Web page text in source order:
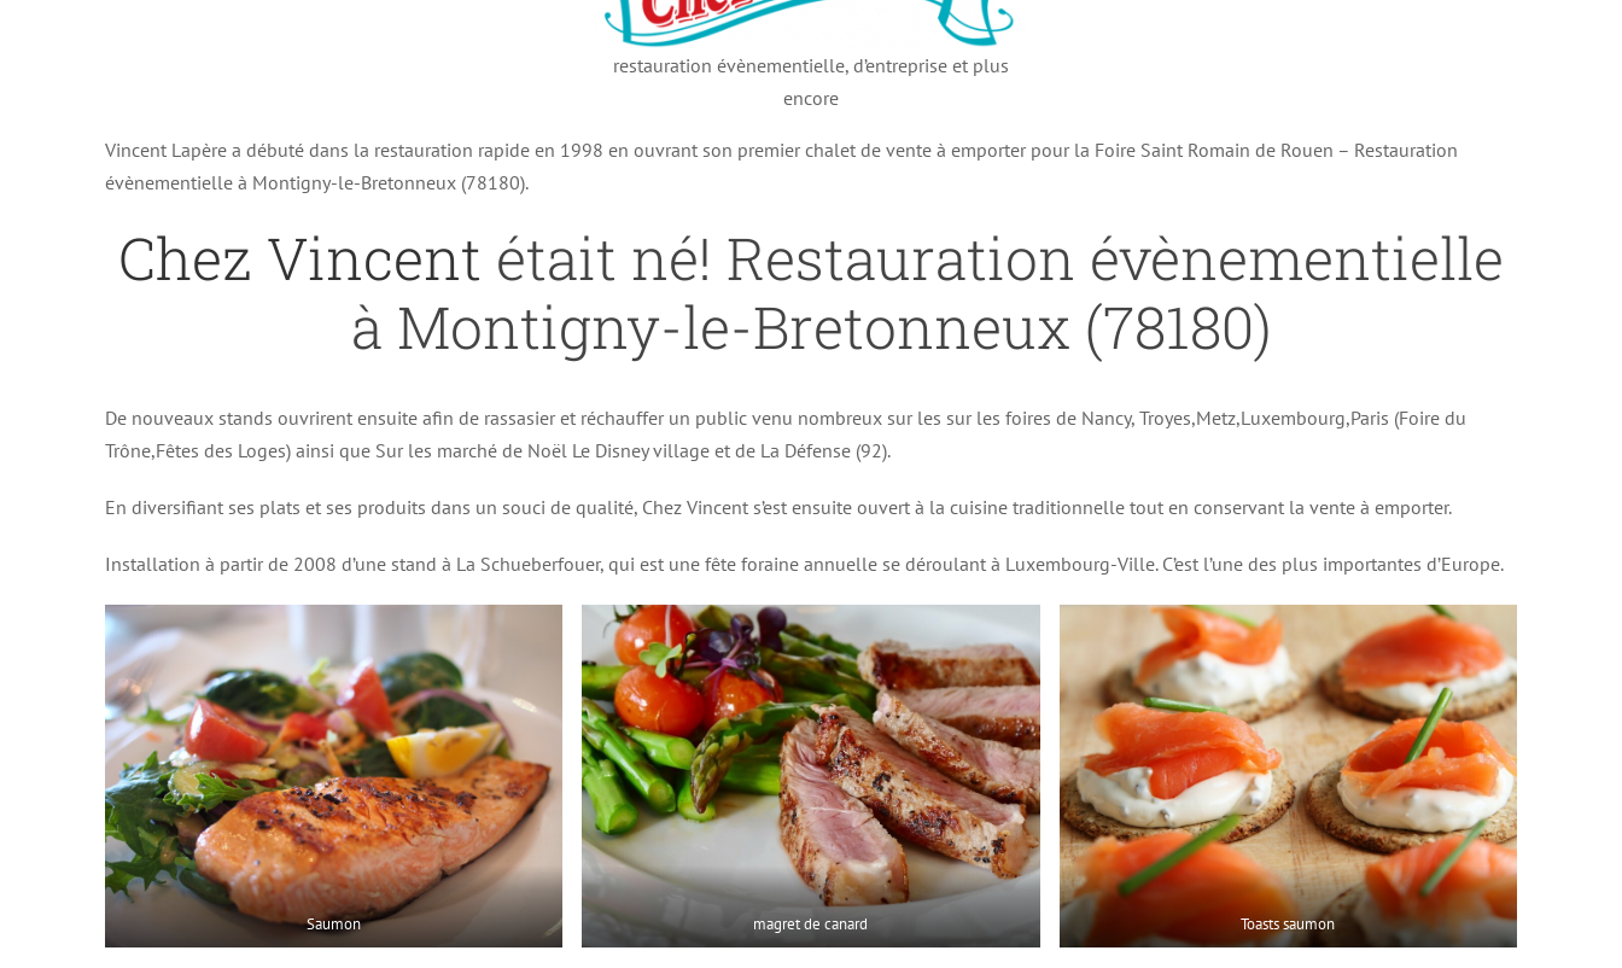
restauration évènementielle, d’entreprise et plus
encore
Vincent Lapère a débuté dans la restauration rapide en 1998 en ouvrant son premier chalet de vente à emporter pour la Foire Saint Romain de Rouen – Restauration
évènementielle à Montigny-le-Bretonneux (78180).
Chez Vincent était né! Restauration évènementielle
à Montigny-le-Bretonneux (78180)
De nouveaux stands ouvrirent ensuite afin de rassasier et réchauffer un public venu nombreux sur les sur les foires de Nancy, Troyes,Metz,Luxembourg,Paris (Foire du
Trône,Fêtes des Loges) ainsi que Sur les marché de Noël Le Disney village et de La Défense (92).
En diversifiant ses plats et ses produits dans un souci de qualité, Chez Vincent s’est ensuite ouvert à la cuisine traditionnelle tout en conservant la vente à emporter.
Installation à partir de 2008 d’une stand à La Schueberfouer, qui est une fête foraine annuelle se déroulant à Luxembourg-Ville. C’est l’une des plus importantes d’Europe.
Saumon magret de canard Toasts saumon